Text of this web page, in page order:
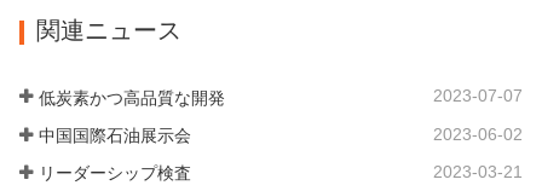
ーは、同じ業界で 15…
50,000平方メートル、建物周囲の面積は
25,000平方メートルです。従業員数は
260 名、エンジニアリング技術者は 46
関連ニュース
低炭素かつ高品質な開発 2023-07-07
中国国際石油展示会 2023-06-02
リーダーシップ検査 2023-03-21